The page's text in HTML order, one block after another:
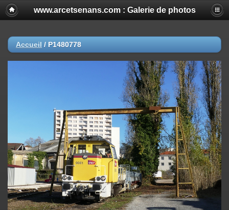
www.arcetsenans.com : Galerie de photos
Accueil / P1480778